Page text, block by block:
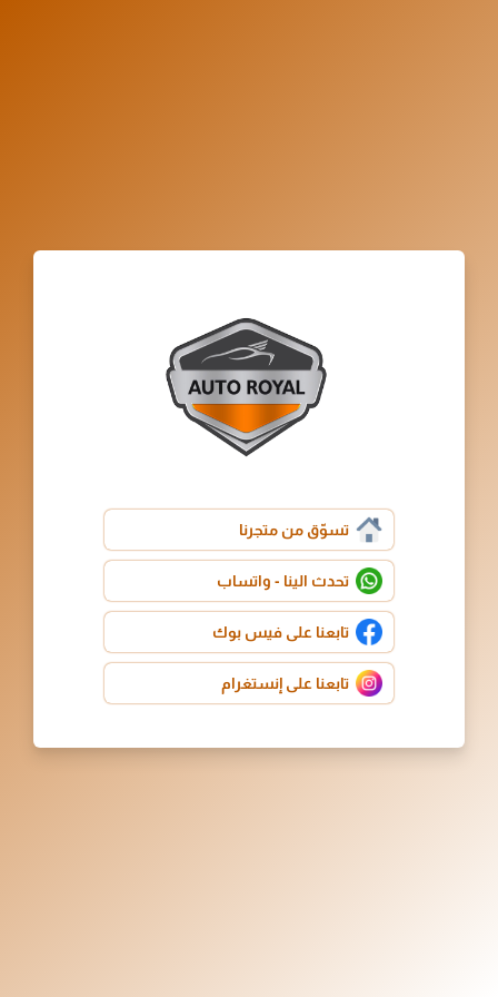
تسوّق من متجرنا
تحدث الينا - واتساب
تابعنا على فيس بوك
تابعنا على إنستغرام